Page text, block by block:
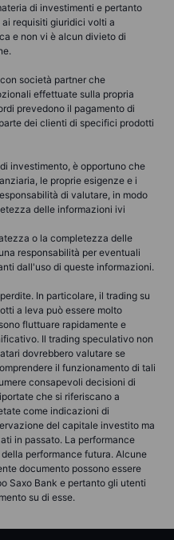
di investimenti e pertanto
requisiti giuridici volti a
e non vi è alcun divieto di
società partner che
effettuate sulla propria
prevedono il pagamento di
dei clienti di specifici prodotti
investimento, è opportuno che
le proprie esigenze e i
di valutare, in modo
delle informazioni ivi
o la completezza delle
responsabilità per eventuali
dall'uso di queste informazioni.
In particolare, il trading su
a leva può essere molto
fluttuare rapidamente e
Il trading speculativo non
dovrebbero valutare se
il funzionamento di tali
consapevoli decisioni di
che si riferiscano a
come indicazioni di
del capitale investito ma
in passato. La performance
performance futura. Alcune
documento possono essere
Saxo Bank e pertanto gli utenti
su di esse.